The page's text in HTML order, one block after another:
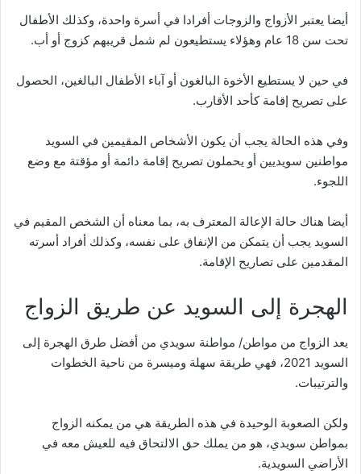
أيضا يعتبر الأزواج والزوجات أفرادا في أسرة واحدة، وكذلك الأطفال
تحت سن 18 عام وهؤلاء يستطيعون لم شمل قريبهم كزوج أو أب.
في حين لا يستطيع الأخوة البالغون أو آباء الأطفال البالغين، الحصول
على تصريح إقامة كأحد الأقارب.
وفي هذه الحالة يجب أن يكون الأشخاص المقيمين في السويد
مواطنين سويديين أو يحملون تصريح إقامة دائمة أو مؤقتة مع وضع
اللجوء.
أيضا هناك حالة الإعالة المعترف به، بما معناه أن الشخص المقيم في
السويد يجب أن يتمكن من الإنفاق على نفسه، وكذلك أفراد أسرته
المقدمين على تصاريح الإقامة.
الهجرة إلى السويد عن طريق الزواج
يعد الزواج من مواطن/ مواطنة سويدي من أفضل طرق الهجرة إلى
السويد 2021، فهي طريقة سهلة وميسرة من ناحية الخطوات
والترتيبات.
ولكن الصعوبة الوحيدة في هذه الطريقة هي من يمكنه الزواج
بمواطن سويدي، هو من يملك حق الالتحاق فيه للعيش معه في
الأراضي السويدية.